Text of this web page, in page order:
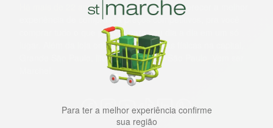
Há mais de 22 anos, o St. Marche busca oferecer a melhor
experiência de compras, a preços competitivos, pra você
comprar tudo o que precisa para seu dia a dia em um só
lugar. Além da loja online temos 31 lojas físicas na capital,
Grande São Paulo, litoral e interior de São Paulo. Vem ser
Para ter a melhor experiência confirme
sua região